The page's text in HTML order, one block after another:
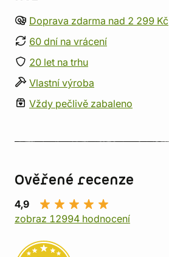
Doprava zdarma nad 2 299 Kč
60 dní na vrácení
20 let na trhu
Vlastní výroba
Vždy pečlivě zabaleno
Ověřené recenze
4,9
zobraz 12994 hodnocení